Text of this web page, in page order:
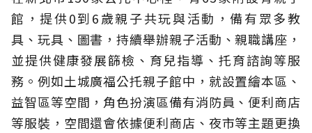
館，提供0到6歲親子共玩與活動，備有眾多教
具、玩具、圖書，持續舉辦親子活動、親職講座，
並提供健康發展篩檢、育兒指導、托育諮詢等服
務。例如土城廣福公托親子館中，就設置繪本區、
益智區等空間，角色扮演區備有消防員、便利商店
等服裝，空間還會依據便利商店、夜市等主題更換